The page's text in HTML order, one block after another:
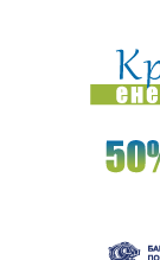
14:05:
14:07:
Francuskoj